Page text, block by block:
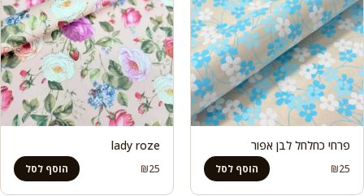
פרחי כחלחל לבן אפור
₪25 הוסף לסל
lady roze
₪25 הוסף לסל